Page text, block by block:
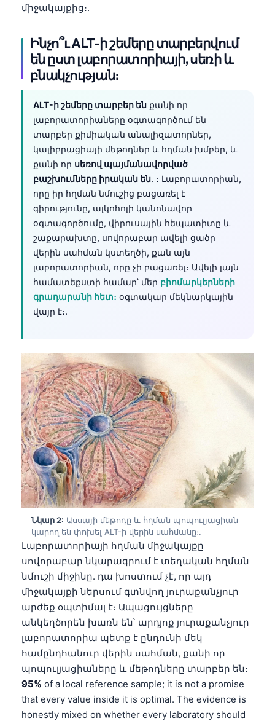
միջակայքից։.
Ինչո՞ւ ALT-ի շեմերը տարբերվում
են ըստ լաբորատորիայի, սեռի և
բնակչության։
ALT-ի շեմերը տարբեր են քանի որ
լաբորատորիաները օգտագործում են
տարբեր քիմիական անալիզատորներ,
կալիբրացիայի մեթոդներ և հղման խմբեր, և
քանի որ սեռով պայմանավորված
բաշխումները իրական են. ։ Լաբորատորիան,
որը իր հղման նմուշից բացառել է
գիրությունը, ալկոհոլի կանոնավոր
օգտագործումը, վիրուսային հեպատիտը և
շաքարախտը, սովորաբար ավելի ցածր
վերին սահման կստեղծի, քան այն
լաբորատորիան, որը չի բացառել։ Ավելի լայն
համատեքստի համար՝ մեր բիոմարկերների
գրադարանի հետ։ օգտակար մեկնարկային
վայր է։.
Նկար 2: Ասսայի մեթոդը և հղման պոպուլյացիան
կարող են փոխել ALT-ի վերին սահմանը։.
Լաբորատորիայի հղման միջակայքը
սովորաբար նկարագրում է տեղական հղման
նմուշի միջինը. դա խոստում չէ, որ այդ
միջակայքի ներսում գտնվող յուրաքանչյուր
արժեք օպտիմալ է։ Ապացույցները
անկեղծորեն խառն են՝ արդյոք յուրաքանչյուր
լաբորատորիա պետք է ընդունի մեկ
համընդհանուր վերին սահման, քանի որ
պոպուլյացիաները և մեթոդները տարբեր են։
95% of a local reference sample; it is not a promise
that every value inside it is optimal. The evidence is
honestly mixed on whether every laboratory should